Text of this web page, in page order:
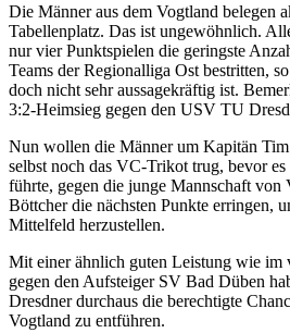
Die Männer aus dem Vogtland belegen
Tabellenplatz. Das ist ungewöhnlich.
nur vier Punktspielen die geringste
Teams der Regionalliga Ost bestritten,
doch nicht sehr aussagekräftig ist.
3:2-Heimsieg gegen den USV TU
Nun wollen die Männer um Kapitän Tim
selbst noch das VC-Trikot trug, bevor
führte, gegen die junge Mannschaft von
Böttcher die nächsten Punkte erringen,
Mittelfeld herzustellen.
Mit einer ähnlich guten Leistung wie im
gegen den Aufsteiger SV Bad Düben
Dresdner durchaus die berechtigte
Vogtland zu entführen.